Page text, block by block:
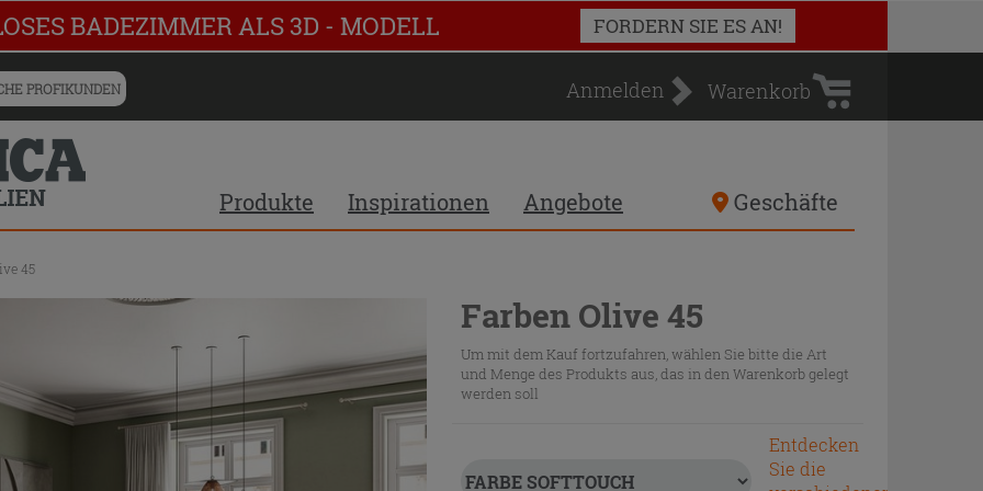
BADEZIMMER ALS 3D - MODELL FORDERN SIE ES AN!
PROFIKUNDEN Anmelden
Warenkorb
Warenkorb
Produkte Inspirationen Angebote Geschäfte
45
Farben Olive 45
Um mit dem Kauf fortzufahren, wählen Sie bitte die Art
und Menge des Produkts aus, das in den Warenkorb gelegt
werden soll
Entdecken
Sie die